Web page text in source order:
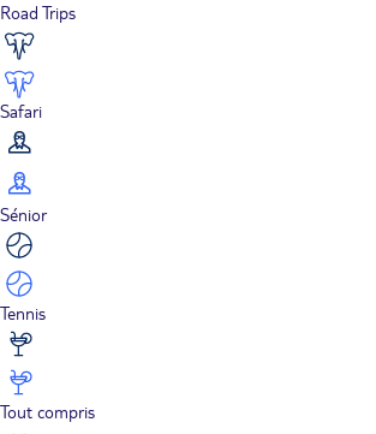
Road Trips
Safari
Sénior
Tennis
Tout compris